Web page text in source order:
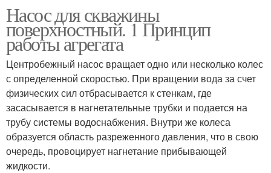
Насос для скважины
поверхностный. 1 Принцип
работы агрегата
Центробежный насос вращает одно или несколько колес
с определенной скоростью. При вращении вода за счет
физических сил отбрасывается к стенкам, где
засасывается в нагнетательные трубки и подается на
трубу системы водоснабжения. Внутри же колеса
образуется область разреженного давления, что в свою
очередь, провоцирует нагнетание прибывающей
жидкости.